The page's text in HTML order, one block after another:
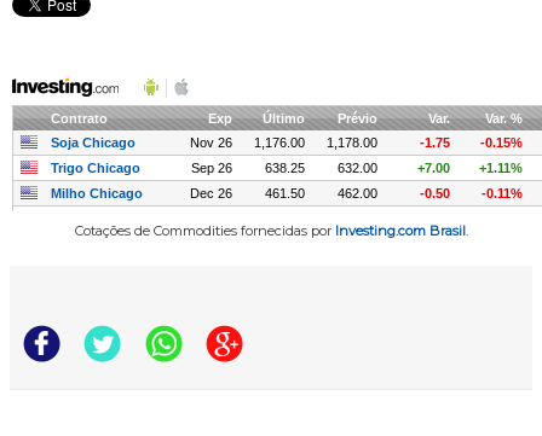
Cotações de Commodities fornecidas por Investing.com Brasil.